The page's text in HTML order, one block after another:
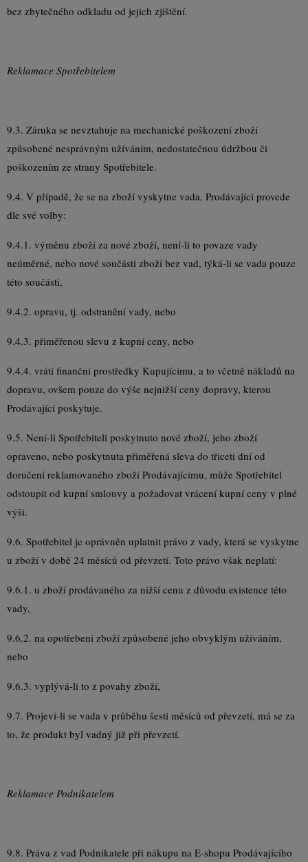
bez zbytečného odkladu od jejich zjištění.
Reklamace Spotřebitelem
9.3. Záruka se nevztahuje na mechanické poškození zboží
způsobené nesprávným užíváním, nedostatečnou údržbou či
poškozením ze strany Spotřebitele.
9.4. V případě, že se na zboží vyskytne vada, Prodávající provede
dle své volby:
9.4.1. výměnu zboží za nové zboží, není-li to povaze vady
neúměrné, nebo nové součásti zboží bez vad, týká-li se vada pouze
této součásti,
9.4.2. opravu, tj. odstranění vady, nebo
9.4.3. přiměřenou slevu z kupní ceny, nebo
9.4.4. vrátí finanční prostředky Kupujícímu, a to včetně nákladů na
dopravu, ovšem pouze do výše nejnižší ceny dopravy, kterou
Prodávající poskytuje.
9.5. Není-li Spotřebiteli poskytnuto nové zboží, jeho zboží
opraveno, nebo poskytnuta přiměřená sleva do třiceti dní od
doručení reklamovaného zboží Prodávajícímu, může Spotřebitel
odstoupit od kupní smlouvy a požadovat vrácení kupní ceny v plné
výši.
9.6. Spotřebitel je oprávněn uplatnit právo z vady, která se vyskytne
u zboží v době 24 měsíců od převzetí. Toto právo však neplatí:
9.6.1. u zboží prodávaného za nižší cenu z důvodu existence této
vady,
9.6.2. na opotřebení zboží způsobené jeho obvyklým užíváním,
nebo
9.6.3. vyplývá-li to z povahy zboží,
9.7. Projeví-li se vada v průběhu šesti měsíců od převzetí, má se za
to, že produkt byl vadný již při převzetí.
Reklamace Podnikatelem
9.8. Práva z vad Podnikatele při nákupu na E-shopu Prodávajícího